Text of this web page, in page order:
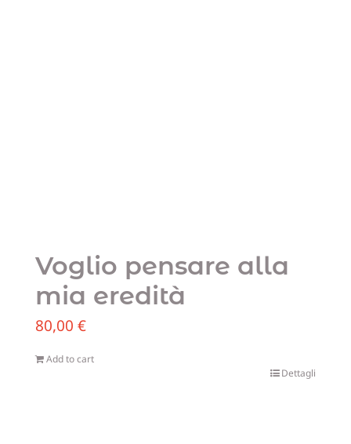
Voglio pensare alla
mia eredità
80,00 €
Add to cart
Dettagli